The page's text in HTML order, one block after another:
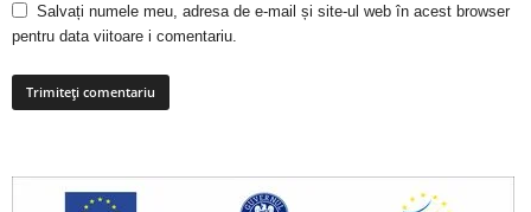
Salvați numele meu, adresa de e-mail și site-ul web în acest browser
pentru data viitoare i comentariu.